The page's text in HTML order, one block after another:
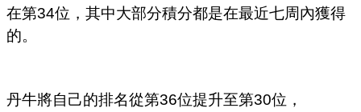
在第34位，其中大部分積分都是在最近七周內獲得
的。
丹牛將自己的排名從第36位提升至第30位，